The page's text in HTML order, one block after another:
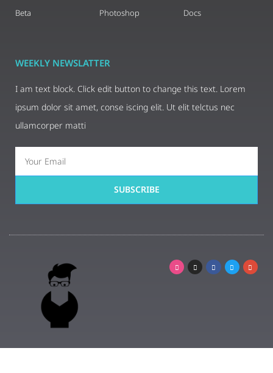
Beta
Photoshop
Docs
WEEKLY NEWSLATTER
I am text block. Click edit button to change this text. Lorem
ipsum dolor sit amet, conse iscing elit. Ut elit telctus nec
ullamcorper matti
SUBSCRIBE